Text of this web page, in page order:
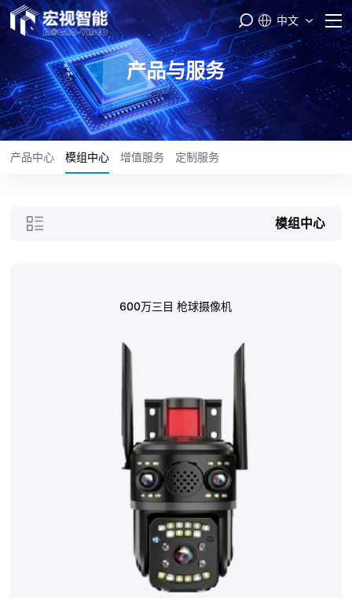
首页
PASS云平台
产品与服务
智能制造
中文
产品与服务
产品中心 模组中心 增值服务 定制服务
模组中心
600万三目 枪球摄像机